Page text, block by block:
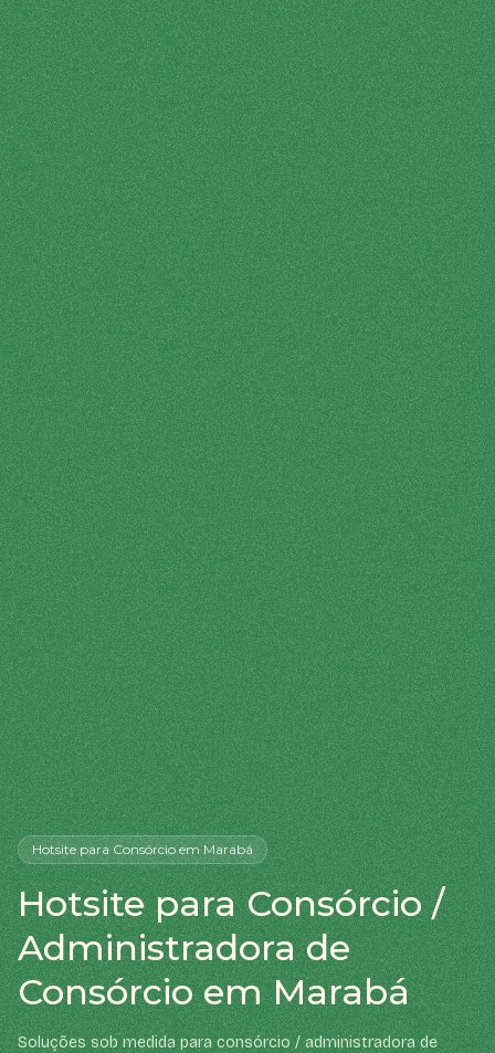
Hotsitepara Consórcioem Marabá
Hotsite para Consórcio /
Administradora de
Consórcio em Marabá
Soluções sob medida para consórcio / administradora de